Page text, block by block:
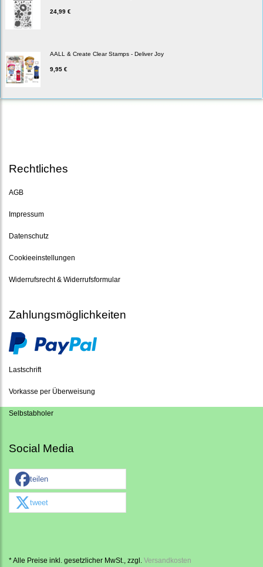
24,99 €
AALL & Create Clear Stamps - Deliver Joy
9,95 €
Rechtliches
AGB
Impressum
Datenschutz
Cookieeinstellungen
Widerrufsrecht & Widerrufsformular
Zahlungsmöglichkeiten
Lastschrift
Vorkasse per Überweisung
Selbstabholer
Social Media
teilen
tweet
* Alle Preise inkl. gesetzlicher MwSt., zzgl. Versandkosten